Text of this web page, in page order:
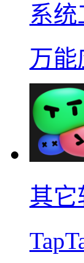
系统
万能
其它